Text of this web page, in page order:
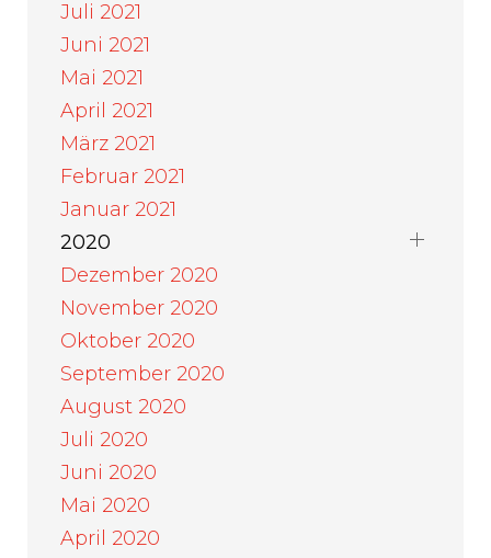
Juli 2021
Juni 2021
Mai 2021
April 2021
März 2021
Februar 2021
Januar 2021
2020
Dezember 2020
November 2020
Oktober 2020
September 2020
August 2020
Juli 2020
Juni 2020
Mai 2020
April 2020